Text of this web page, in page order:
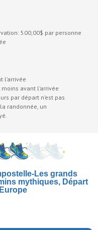
500,00$ par personne
l’arrivée
avant l’arrivée
par départ n’est pas
randonnée, un
Les grands
mythiques, Départ